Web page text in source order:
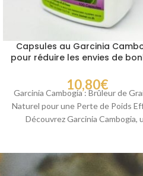
Capsules au Garcinia
pour réduire les envies de
10,80€
Garcinia Cambogia : Brûleur de
Naturel pour une Perte de Poids
Découvrez Garcinia Cambogia,